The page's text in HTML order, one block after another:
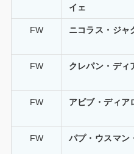
イェ
FW ニコラス・ジャ
FW クレパン・ディ
FW アビブ・ディア
FW パプ・ウスマン